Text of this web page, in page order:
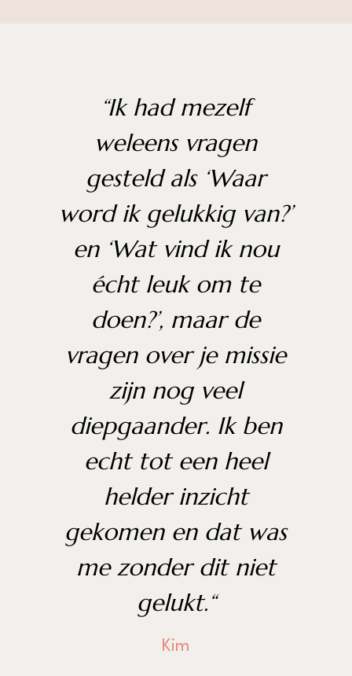
“Ik had mezelf
weleens vragen
gesteld als ‘Waar
word ik gelukkig van?’
en ‘Wat vind ik nou
écht leuk om te
doen?’, maar de
vragen over je missie
zijn nog veel
diepgaander. Ik ben
echt tot een heel
helder inzicht
gekomen en dat was
me zonder dit niet
gelukt.“
Kim